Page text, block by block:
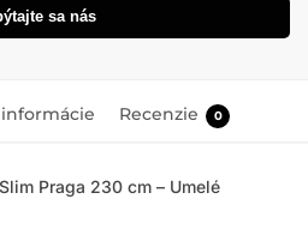
sa nás
Recenzie 0
Praga 230 cm – Umelé